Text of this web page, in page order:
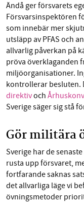
Ändå ger försvarets
Försvarsinspektören
som innebär mer
utsläpp av PFAS och
allvarlig påverkan på
pröva överklaganden
miljöorganisationer.
kontrollerar besluten.
direktivoch
Sverige säger sig stå
Gör militära
Sverige har de
rusta upp försvaret,
fortfarande saknas
det allvarliga läge vi
övningsmetoder